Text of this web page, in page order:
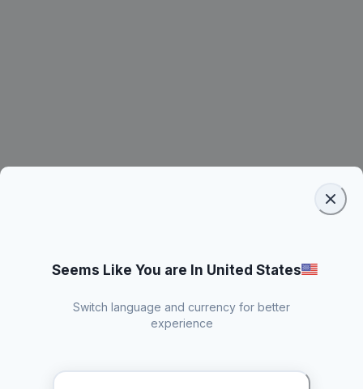
Seems Like You are In United States
Switch language and currency for better
experience